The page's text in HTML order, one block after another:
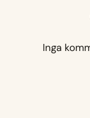
Inga